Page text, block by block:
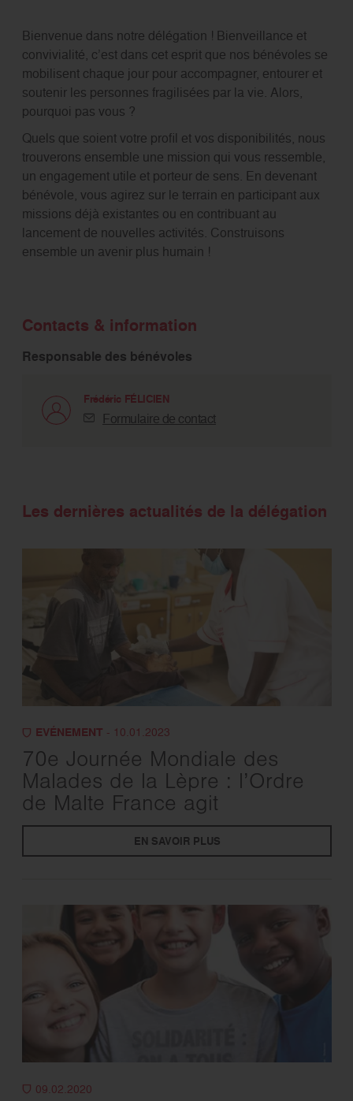
Bienvenue dans notre délégation ! Bienveillance et
convivialité, c’est dans cet esprit que nos bénévoles se
mobilisent chaque jour pour accompagner, entourer et
soutenir les personnes fragilisées par la vie. Alors,
pourquoi pas vous ?
Quels que soient votre profil et vos disponibilités, nous
trouverons ensemble une mission qui vous ressemble,
un engagement utile et porteur de sens. En devenant
bénévole, vous agirez sur le terrain en participant aux
missions déjà existantes ou en contribuant au
lancement de nouvelles activités. Construisons
ensemble un avenir plus humain !
Contacts & information
Responsable des bénévoles
Frédéric FÉLICIEN
Formulaire de contact
Les dernières actualités de la délégation
EVÉNEMENT - 10.01.2023
70e Journée Mondiale des
Malades de la Lèpre : l’Ordre
de Malte France agit
EN SAVOIR PLUS
09.02.2020